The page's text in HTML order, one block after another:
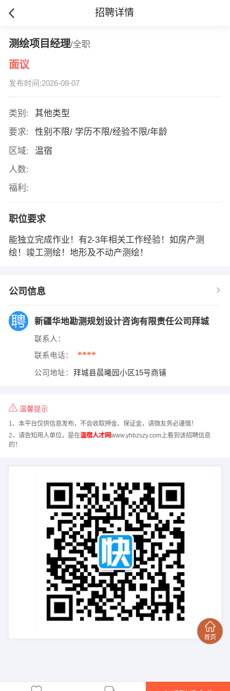
招聘详情
测绘项目经理/全职
面议
发布时间:2026-08-07
类别:
其他类型
要求:
性别不限/ 学历不限/经验不限/年龄
区域:
温宿
人数:
福利:
职位要求
能独立完成作业！有2-3年相关工作经验！如房产测
绘！竣工测绘！地形及不动产测绘！
公司信息
新疆华地勘测规划设计咨询有限责任公司拜城
联系人：
联系电话： ****
公司地址： 拜城县晨曦园小区15号商铺
温馨提示
1、本平台仅供信息发布，不会收取押金、保证金，请微友务必谨慎！
2、请告知用人单位，是在温宿人才网www.yhbzszy.com上看到该招聘信息
的！